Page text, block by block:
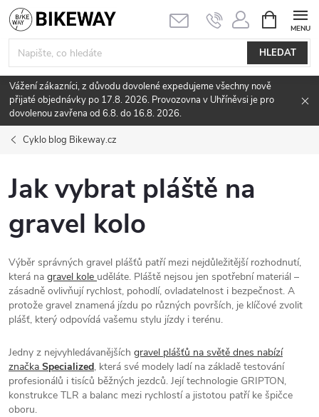
Přejít
na
obsah
HLEDAT
NÁKUPNÍ
KOŠÍK
Vážení zákazníci, z důvodu dovolené expedujeme všechny nově
přijaté objednávky po 17.8. 2026. Provozovna v Uhříněvsi je pro
dovolenou zavřena od 6.8. do 16.8. 2026.
Cyklo blog Bikeway.cz
Jak vybrat pláště na
gravel kolo
Výběr správných gravel plášťů patří mezi nejdůležitější rozhodnutí,
která na gravel kole uděláte. Pláště nejsou jen spotřební materiál –
zásadně ovlivňují rychlost, pohodlí, ovladatelnost i bezpečnost. A
protože gravel znamená jízdu po různých površích, je klíčové zvolit
plášť, který odpovídá vašemu stylu jízdy i terénu.
Jedny z nejvyhledávanějších gravel plášťů na světě dnes nabízí
značka Specialized, která své modely ladí na základě testování
profesionálů i tisíců běžných jezdců. Její technologie GRIPTON,
konstrukce TLR a balanc mezi rychlostí a jistotou patří ke špičce
oboru.